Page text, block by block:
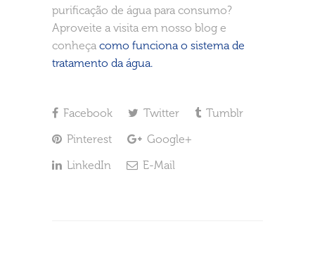
purificação de água para consumo?
Aproveite a visita em nosso blog e
conheça como funciona o sistema de
tratamento da água.
Facebook Twitter
Tumblr
Pinterest
Google+
LinkedIn
E-Mail